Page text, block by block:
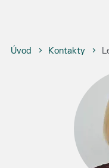
Úvod Kontakty